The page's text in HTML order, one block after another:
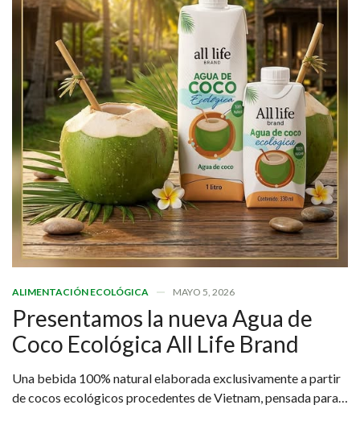
ALIMENTACIÓN ECOLÓGICA MAYO 5, 2026
Presentamos la nueva Agua de
Coco Ecológica All Life Brand
Una bebida 100% natural elaborada exclusivamente a partir
de cocos ecológicos procedentes de Vietnam, pensada para